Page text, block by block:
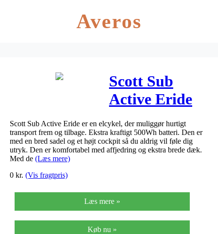
Averos
Scott Sub
Active Eride
10 Unisex 2020
Scott Sub Active Eride er en elcykel, der muliggør hurtigt
transport frem og tilbage. Ekstra kraftigt 500Wh batteri. Den er
med en bred sadel og et højt cockpit så du aldrig vil føle dig
utryk. Den er komfortabel med affjedring og ekstra brede dæk.
Med de (Læs mere)
0 kr. (Vis fragtpris)
Læs mere »
Køb nu »